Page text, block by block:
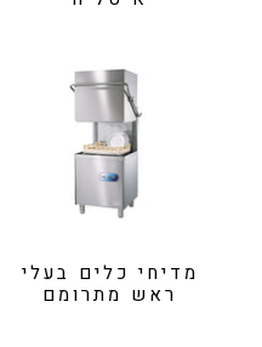
מדיחי כלים בעלי
ראש מתרומם